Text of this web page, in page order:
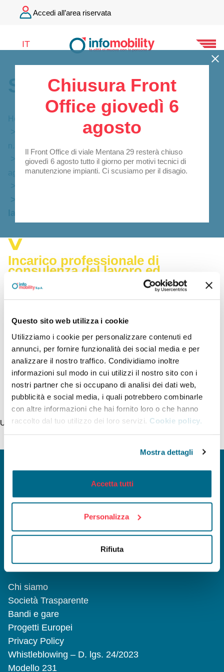
Questo sito web utilizza i cookie
Utilizziamo i cookie per personalizzare contenuti ed
annunci, per fornire funzionalità dei social media e per
analizzare il nostro traffico. Condividiamo inoltre
informazioni sul modo in cui utilizzi il nostro sito con i
nostri partner che si occupano di analisi dei dati web,
pubblicità e social media, i quali potrebbero combinarle
con altre informazioni che hai fornito loro o che hanno
raccolto dal tuo utilizzo dei loro servizi. Cookie policy.
Mostra dettagli
Accetta tutti
Personalizza
Rifiuta
Accedi all’area riservata
IT
Società Trasparente
Home
Società Trasparente
Bandi di gara e Contratti – art. 37, c. 1,2 del d.lgs.
n.33/2013
Atti delle amministrazioni aggiudicatrici e degli enti
aggiudicatori distintamente per ogni procedura
lavoro ed elaborati del servizio paghe
Incarico professionale di
consulenza del lavoro ed
elaborati del servizio paghe
Documenti
Ultimo aggiornamento della pagina 23/01/2026
INFOMOBILITY SPA a Socio Unico
Viale Mentana, 27 - 43121 Parma
Reg. Imp. PR/C.F. e P.I. 02199590346
Capitale Sociale 1.068.000 Euro I.V.
Società soggetta ad attività di
Parma
Chi siamo
Società Trasparente
Bandi e gare
Progetti Europei
Privacy Policy
Whistleblowing – D. lgs. 24/2023
Modello 231
Chiusura Front
Office giovedì 6
agosto
Il Front Office di viale Mentana 29 resterà chiuso
giovedì 6 agosto tutto il giorno per motivi tecnici di
manutenzione impianti. Ci scusiamo per il disagio.